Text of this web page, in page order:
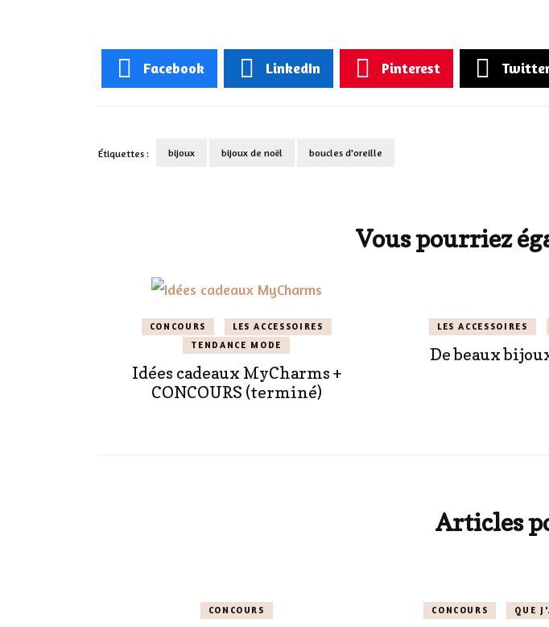
Facebook LinkedIn Pinterest
Étiquettes : bijoux bijoux de noël boucles d'oreille
Vous pourriez
CONCOURS
LES ACCESSOIRES
TENDANCE MODE
Idées cadeaux MyCharms +
CONCOURS (terminé)
LES ACCESSOIRES
De beaux
Articles
CONCOURS CONCOURS QUE